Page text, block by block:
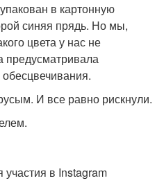
в картонную
синяя прядь. Но мы,
цвета у нас не
предусматривала
И все равно рискнули.
в Instagram